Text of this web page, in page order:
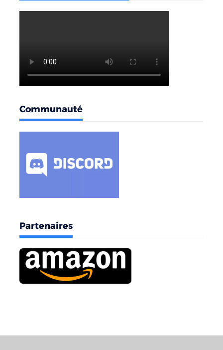
Communauté
Partenaires